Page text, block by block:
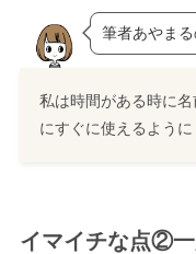
筆者あやま
私は時間がある時に
にすぐに使えるように
イマイチな点②